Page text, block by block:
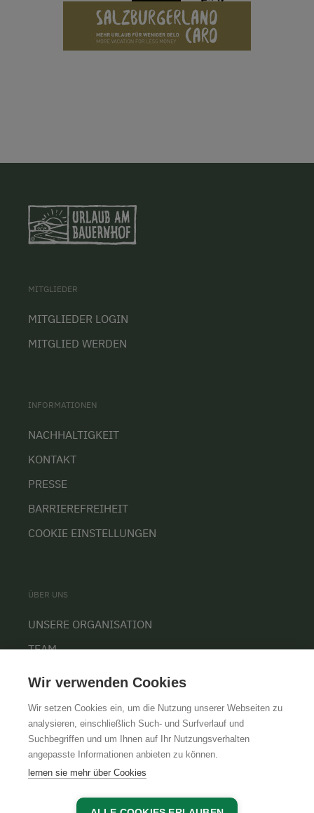
MITGLIEDER
MITGLIEDER LOGIN
MITGLIED WERDEN
INFORMATIONEN
NACHHALTIGKEIT
KONTAKT
PRESSE
BARRIEREFREIHEIT
COOKIE EINSTELLUNGEN
ÜBER UNS
UNSERE ORGANISATION
TEAM
KARRIERE
AGBIMPRESSUMDATENSCHUTZ
Wir verwenden Cookies
Wir setzen Cookies ein, um die Nutzung unserer Webseiten zu
analysieren, einschließlich Such- und Surfverlauf und
Suchbegriffen und um Ihnen auf Ihr Nutzungsverhalten
angepasste Informationen anbieten zu können.
lernen sie mehr über Cookies